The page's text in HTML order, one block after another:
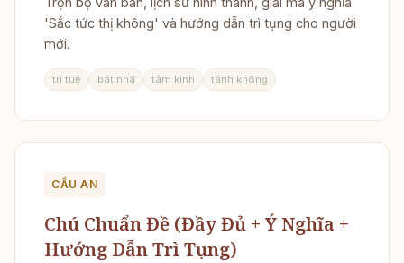
'Sắc tức thị không' và hướng dẫn trì tụng cho người
mới.
trí tuệ bát nhã tâm kinh tánh không
CẦU AN
Chú Chuẩn Đề (Đầy Đủ + Ý Nghĩa +
Hướng Dẫn Trì Tụng)